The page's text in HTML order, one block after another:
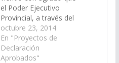
el Poder Ejecutivo
Provincial, a través del
Ministerio de
Economía,
Infraestructura y
Servicios Públicos,
octubre 23, 2014
En "Proyectos de
Declaración
Aprobados"